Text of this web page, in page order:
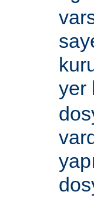
yer